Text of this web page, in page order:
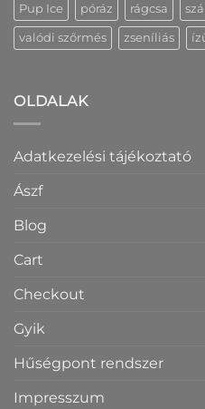
Pup Ice póráz rágcsa
valódi szőrmés zseníliás
OLDALAK
Adatkezelési tájékoztató
Ászf
Blog
Cart
Checkout
Gyik
Hűségpont rendszer
Impresszum